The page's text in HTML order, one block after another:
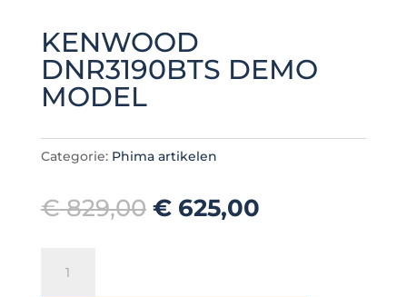
KENWOOD
DNR3190BTS DEMO
MODEL
Categorie: Phima artikelen
€829,00 Oorspronkelijke
€625,00Huidige